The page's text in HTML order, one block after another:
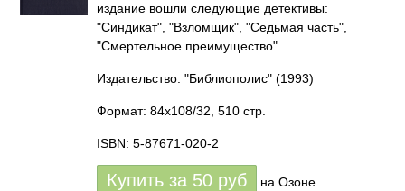
издание вошли следующие детективы:
"Синдикат", "Взломщик", "Седьмая часть",
"Смертельное преимущество" .
Издательство: "Библиополис" (1993)
Формат: 84x108/32, 510 стр.
ISBN: 5-87671-020-2
Купить за 50 руб на Озоне